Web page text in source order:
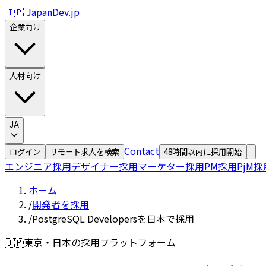
🇯🇵 JapanDev.jp
企業向け
人材向け
JA
ログイン リモート求人を検索 Contact 48時間以内に採用開始
エンジニア採用デザイナー採用マーケター採用PM採用PjM採
ホーム
/開発者を採用
/PostgreSQL Developersを日本で採用
🇯🇵東京・日本の採用プラットフォーム